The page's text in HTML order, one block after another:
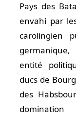
Pays des
envahi par
carolingien
entité
ducs de
des